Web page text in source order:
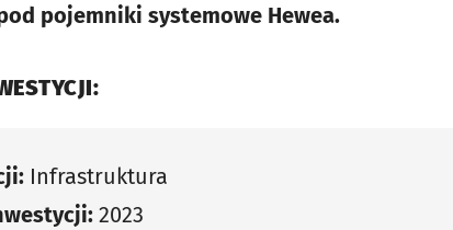
pojemniki systemowe Hewea.
Infrastruktura
2023